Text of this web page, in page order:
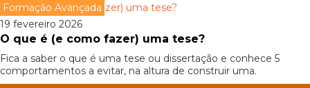
Formação Avançada
19 fevereiro 2026
O que é (e como fazer) uma tese?
Fica a saber o que é uma tese ou dissertação e conhece 5
comportamentos a evitar, na altura de construir uma.